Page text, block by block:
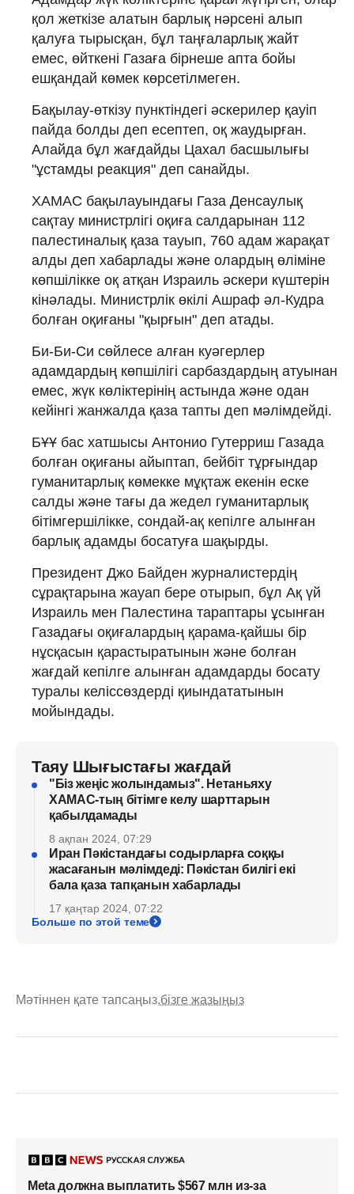
қол жеткізе алатын барлық нәрсені алып
қалуға тырысқан, бұл таңғаларлық жайт
емес, өйткені Газаға бірнеше апта бойы
ешқандай көмек көрсетілмеген.
Бақылау-өткізу пунктіндегі әскерилер қауіп
пайда болды деп есептеп, оқ жаудырған.
Алайда бұл жағдайды Цахал басшылығы
"ұстамды реакция" деп санайды.
ХАМАС бақылауындағы Газа Денсаулық
сақтау министрлігі оқиға салдарынан 112
палестиналық қаза тауып, 760 адам жарақат
алды деп хабарлады және олардың өліміне
көпшілікке оқ атқан Израиль әскери күштерін
кінәлады. Министрлік өкілі Ашраф әл-Кудра
болған оқиғаны "қырғын" деп атады.
Би-Би-Си сөйлесе алған куәгерлер
адамдардың көпшілігі сарбаздардың атуынан
емес, жүк көліктерінің астында және одан
кейінгі жанжалда қаза тапты деп мәлімдейді.
БҰҰ бас хатшысы Антонио Гутерриш Газада
болған оқиғаны айыптап, бейбіт тұрғындар
гуманитарлық көмекке мұқтаж екенін еске
салды және тағы да жедел гуманитарлық
бітімгершілікке, сондай-ақ кепілге алынған
барлық адамды босатуға шақырды.
Президент Джо Байден журналистердің
сұрақтарына жауап бере отырып, бұл Ақ үй
Израиль мен Палестина тараптары ұсынған
Газадағы оқиғалардың қарама-қайшы бір
нұсқасын қарастыратынын және болған
жағдай кепілге алынған адамдарды босату
туралы келіссөздерді қиындататынын
мойындады.
Таяу Шығыстағы жағдай
"Біз жеңіс жолындамыз". Нетаньяху
ХАМАС-тың бітімге келу шарттарын
қабылдамады
8 ақпан 2024, 07:29
Иран Пәкістандағы содырларға соққы
жасағанын мәлімдеді: Пәкістан билігі екі
бала қаза тапқанын хабарлады
17 қаңтар 2024, 07:22
Больше по этой теме
Мәтіннен қате тапсаңыз,бізге жазыңыз
Meta должна выплатить $567 млн из-за